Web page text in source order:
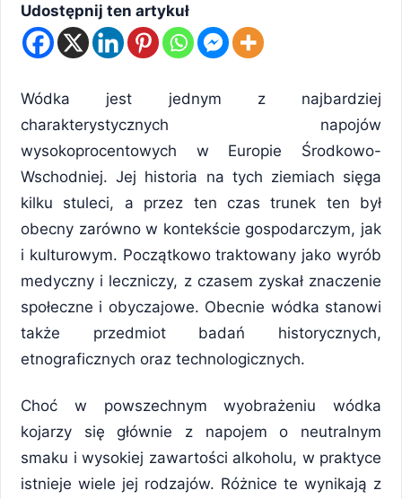
Udostępnij ten artykuł
Wódka jest jednym z najbardziej
charakterystycznych napojów
wysokoprocentowych w Europie Środkowo-
Wschodniej. Jej historia na tych ziemiach sięga
kilku stuleci, a przez ten czas trunek ten był
obecny zarówno w kontekście gospodarczym, jak
i kulturowym. Początkowo traktowany jako wyrób
medyczny i leczniczy, z czasem zyskał znaczenie
społeczne i obyczajowe. Obecnie wódka stanowi
także przedmiot badań historycznych,
etnograficznych oraz technologicznych.
Choć w powszechnym wyobrażeniu wódka
kojarzy się głównie z napojem o neutralnym
smaku i wysokiej zawartości alkoholu, w praktyce
istnieje wiele jej rodzajów. Różnice te wynikają z